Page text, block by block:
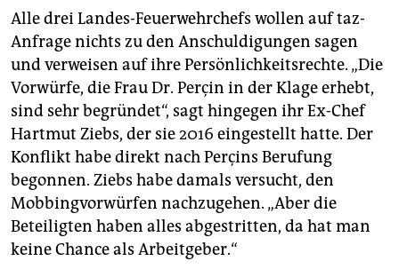
Alle drei Landes-Feuerwehrchefs wollen auf taz-
Anfrage nichts zu den Anschuldigungen sagen
und verweisen auf ihre Persönlichkeitsrechte. „Die
Vorwürfe, die Frau Dr. Perçin in der Klage erhebt,
sind sehr begründet“, sagt hingegen ihr Ex-Chef
Hartmut Ziebs, der sie 2016 eingestellt hatte. Der
Konflikt habe direkt nach Perçins Berufung
begonnen. Ziebs habe damals versucht, den
Mobbingvorwürfen nachzugehen. „Aber die
Beteiligten haben alles abgestritten, da hat man
keine Chance als Arbeitgeber.“